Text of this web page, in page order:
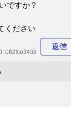
ですか？
ください
返信
082fce3438